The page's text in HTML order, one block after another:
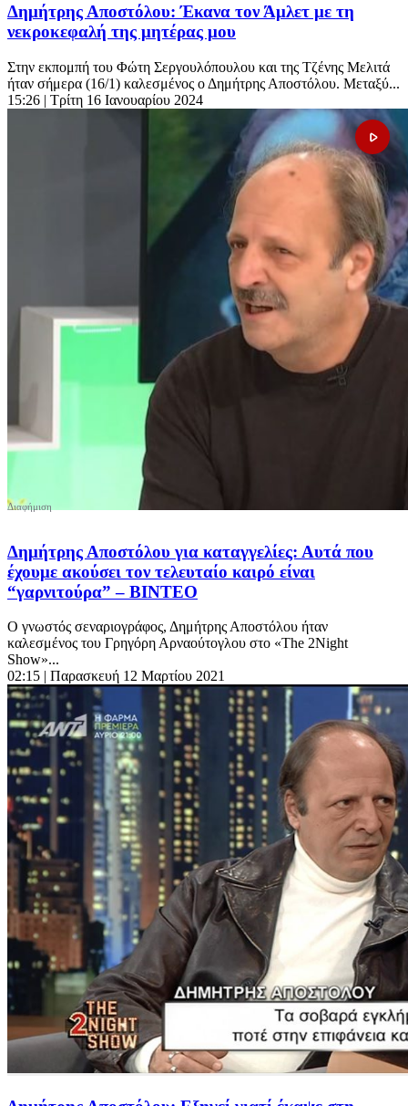
Δημήτρης Αποστόλου: Έκανα τον Άμλετ με τη
νεκροκεφαλή της μητέρας μου
Στην εκπομπή του Φώτη Σεργουλόπουλου και της Τζένης Μελιτά
ήταν σήμερα (16/1) καλεσμένος ο Δημήτρης Αποστόλου. Μεταξύ...
15:26 | Τρίτη 16 Ιανουαρίου 2024
Δημήτρης Αποστόλου για καταγγελίες: Αυτά που
έχουμε ακούσει τον τελευταίο καιρό είναι
“γαρνιτούρα” – ΒΙΝΤΕΟ
Ο γνωστός σεναριογράφος, Δημήτρης Αποστόλου ήταν
καλεσμένος του Γρηγόρη Αρναούτογλου στο «The 2Night
Show»...
02:15 | Παρασκευή 12 Μαρτίου 2021